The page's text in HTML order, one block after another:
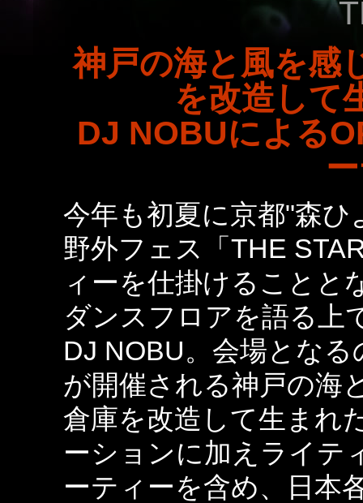
神戸の海と風を感
を改造して
DJ NOBUによる
今年も初夏に京都"森
野外フェス「THE
ィーを仕掛けることと
ダンスフロアを語る上
DJ NOBU。会場とな
が開催される神戸の海
倉庫を改造して生まれ
ーションに加えライテ
ーティーを含め、日本